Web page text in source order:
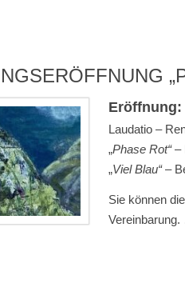
Eröffnung:
Laudatio –
„Phase Rot“–
„Viel Blau“–
Sie können
Vereinbarung.